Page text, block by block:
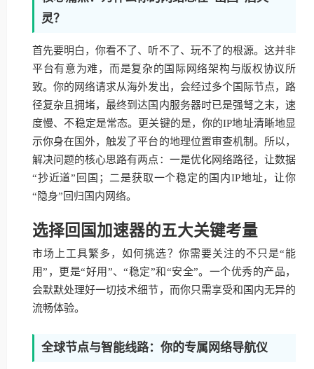
灵？
首先要明白，你看不了、听不了、玩不了的根源。这并非
平台有意为难，而是复杂的国际网络架构与版权协议所
致。你的网络请求从海外发出，会经过多个国际节点，路
径复杂且拥堵，最终到达国内服务器时已是强弩之末，速
度慢、不稳定是常态。更关键的是，你的IP地址清晰地显
示你身在国外，触发了平台的地理位置审查机制。所以，
解决问题的核心思路有两点：一是优化网络路径，让数据
“抄近道”回国；二是获取一个稳定的国内IP地址，让你
“隐身”回归国内网络。
选择回国加速器的五大关键考量
市场上工具繁多，如何挑选？你需要关注的不只是“能
用”，更是“好用”、“稳定”和“安全”。一个优秀的产品，
会默默处理好一切技术细节，而你只需享受和国内无异的
流畅体验。
全球节点与智能线路：你的专属网络导航仪